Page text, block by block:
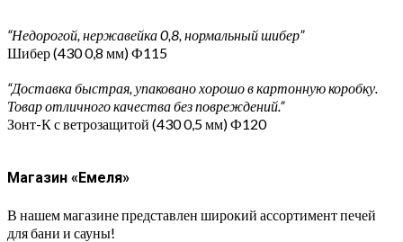
“Недорогой, нержавейка 0,8, нормальный шибер”
Шибер (430 0,8 мм) Ф115
“Доставка быстрая, упаковано хорошо в картонную коробку.
Товар отличного качества без повреждений.”
Зонт-К с ветрозащитой (430 0,5 мм) Ф120
Магазин «Емеля»
В нашем магазине представлен широкий ассортимент печей
для бани и сауны!